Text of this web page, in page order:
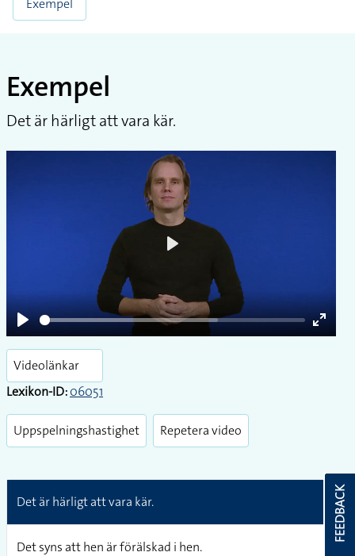
Exempel
Exempel
Det är härligt att vara kär.
Play
Enter
Videolänkar
Lexikon-ID:06051
Uppspelningshastighet Repetera video
Det är härligt att vara kär.
Det syns att hen är förälskad i hen.
FEEDBACK